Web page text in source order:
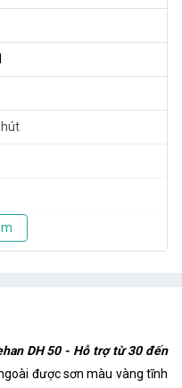
DH 50 - Hỗ trợ từ 30 đến
được sơn màu vàng tĩnh